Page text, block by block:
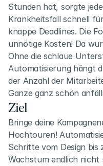
Stunden hat, sorgte
Krankheitsfall schnell
knappe Deadlines. Die
unnötige Kosten! Da
Ohne die schlaue
Automatisierung hängt
der Anzahl der
Ganze ganz schön
Ziel
Bringe deine
Hochtouren!
Schritte vom Design bis
Wachstum endlich nicht